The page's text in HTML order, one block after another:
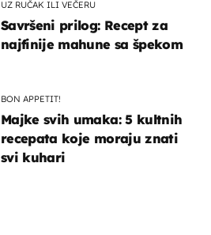
UZ RUČAK ILI VEČERU
Savršeni prilog: Recept za
najfinije mahune sa špekom
BON APPETIT!
Majke svih umaka: 5 kultnih
recepata koje moraju znati
svi kuhari